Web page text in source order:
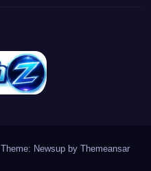
Theme: Newsup by Themeansar